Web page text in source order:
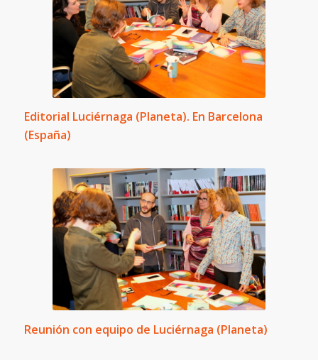
Editorial Luciérnaga (Planeta). En Barcelona
(España)
Reunión con equipo de Luciérnaga (Planeta)